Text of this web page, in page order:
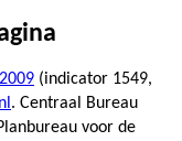
(indicator 1549,
. Centraal Bureau
voor de